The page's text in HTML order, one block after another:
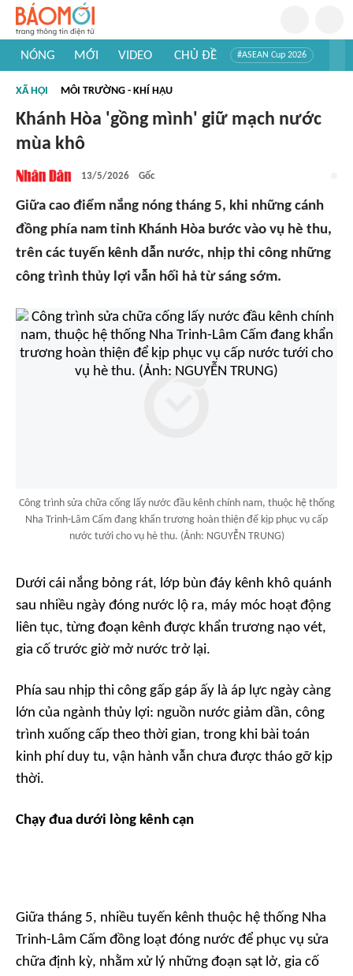
NÓNG MỚI VIDEO CHỦ ĐỀ #ASEAN Cup 2026
#Khám phá thế giới
XÃ HỘI MÔI TRƯỜNG - KHÍ HẬU
Khánh Hòa 'gồng mình' giữ mạch nước
mùa khô
13/5/2026 Gốc
Giữa cao điểm nắng nóng tháng 5, khi những cánh
đồng phía nam tỉnh Khánh Hòa bước vào vụ hè thu,
trên các tuyến kênh dẫn nước, nhịp thi công những
công trình thủy lợi vẫn hối hả từ sáng sớm.
Công trình sửa chữa cống lấy nước đầu kênh chính nam, thuộc hệ thống
Nha Trinh-Lâm Cấm đang khẩn trương hoàn thiện để kịp phục vụ cấp
nước tưới cho vụ hè thu. (Ảnh: NGUYỄN TRUNG)
Dưới cái nắng bỏng rát, lớp bùn đáy kênh khô quánh
sau nhiều ngày đóng nước lộ ra, máy móc hoạt động
liên tục, từng đoạn kênh được khẩn trương nạo vét,
gia cố trước giờ mở nước trở lại.
Phía sau nhịp thi công gấp gáp ấy là áp lực ngày càng
lớn của ngành thủy lợi: nguồn nước giảm dần, công
trình xuống cấp theo thời gian, trong khi bài toán
kinh phí duy tu, vận hành vẫn chưa được tháo gỡ kịp
thời.
Chạy đua dưới lòng kênh cạn
Giữa tháng 5, nhiều tuyến kênh thuộc hệ thống Nha
Trinh-Lâm Cấm đồng loạt đóng nước để phục vụ sửa
chữa định kỳ, nhằm xử lý những đoạn sạt lở, gia cố